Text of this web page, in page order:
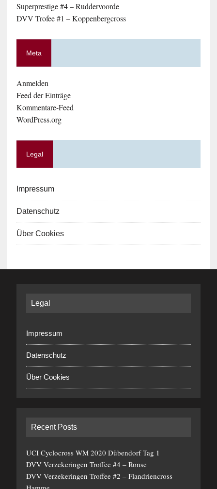
Superprestige #4 – Ruddervoorde
DVV Trofee #1 – Koppenbergcross
Meta
Anmelden
Feed der Einträge
Kommentare-Feed
WordPress.org
Legal
Impressum
Datenschutz
Über Cookies
Legal
Impressum
Datenschutz
Über Cookies
Recent Posts
UCI Cyclocross WM 2020 Dübendorf Tag 1
DVV Verzekeringen Troffee #4 – Ronse
DVV Verzekeringen Troffee #2 – Flandriencross